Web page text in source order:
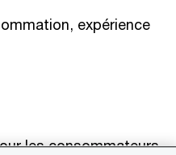
expérience
les consommateurs